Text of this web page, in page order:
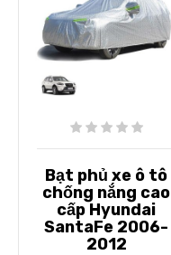
Bạt phủ xe ô tô
chống nắng cao
cấp Hyundai
SantaFe 2006-
2012